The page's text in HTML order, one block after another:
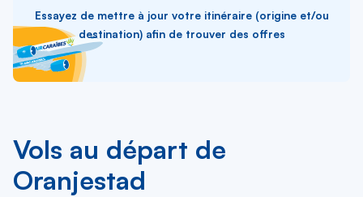
Essayez de mettre à jour votre itinéraire (origine et/ou
destination) afin de trouver des offres
Vols au départ de
Oranjestad